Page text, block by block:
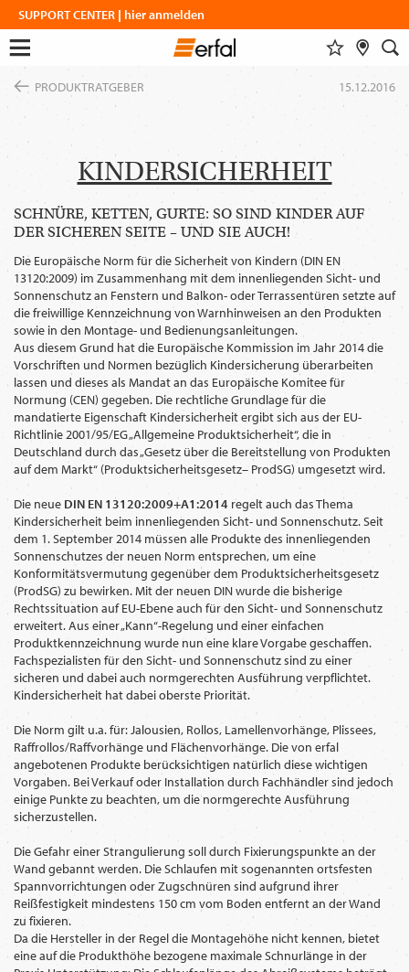
Zum
springen
Menu
öffnen
MERKLISTE
FACHHÄNDLERSUCHE
GoogleMaps
Einmalig erlauben
SUCHE
DESIGN & INSPIRATION
DESIGNFINDER
WOHNINSPIRATIONEN
SCHATTENFINDER
FARBGRUPPENFINDER
PRODUKTE
SICHT- & SONNENSCHUTZ
INSEKTENSCHUTZ
VORHANGSTANGEN & -SCHIENEN
SMART HOME
COFLEX FARBPROGRAMM
UNTERNEHMEN
MESSEN
SERVICE
ÜBER ERFAL
KARRIERE
ERFAL APPS
VERBÄNDE & KOOPERATIONSPARTNER
ANFAHRT
KONTAKTDATEN
MAGAZIN
EINBLICKE
BAUEN & WOHNEN
PRODUKTRATGEBER
IDEEN, TIPPS & TRENDS
Karriere
Architektenportal
SPRACHE
WECHSELN
DE
SUPPORT CENTER | hier anmelden
PRODUKTRATGEBER 15.12.2016
KINDERSICHERHEIT
SCHNÜRE, KETTEN, GURTE: SO SIND KINDER AUF
DER SICHEREN SEITE – UND SIE AUCH!
Die Europäische Norm für die Sicherheit von Kindern (DIN EN
13120:2009) im Zusammenhang mit dem innenliegenden Sicht- und
Sonnenschutz an Fenstern und Balkon- oder Terrassentüren setzte auf
die freiwillige Kennzeichnung von Warnhinweisen an den Produkten
sowie in den Montage- und Bedienungsanleitungen.
Aus diesem Grund hat die Europäische Kommission im Jahr 2014 die
Vorschriften und Normen bezüglich Kindersicherung überarbeiten
lassen und dieses als Mandat an das Europäische Komitee für
Normung (CEN) gegeben. Die rechtliche Grundlage für die
mandatierte Eigenschaft Kindersicherheit ergibt sich aus der EU-
Richtlinie 2001/95/EG „Allgemeine Produktsicherheit“, die in
Deutschland durch das „Gesetz über die Bereitstellung von Produkten
auf dem Markt“ (Produktsicherheitsgesetz– ProdSG) umgesetzt wird.
Die neue DIN EN 13120:2009+A1:2014 regelt auch das Thema
Kindersicherheit beim innenliegenden Sicht- und Sonnenschutz. Seit
dem 1. September 2014 müssen alle Produkte des innenliegenden
Sonnenschutzes der neuen Norm entsprechen, um eine
Konformitätsvermutung gegenüber dem Produktsicherheitsgesetz
(ProdSG) zu bewirken. Mit der neuen DIN wurde die bisherige
Rechtssituation auf EU-Ebene auch für den Sicht- und Sonnenschutz
erweitert. Aus einer „Kann“-Regelung und einer einfachen
Produktkennzeichnung wurde nun eine klare Vorgabe geschaffen.
Fachspezialisten für den Sicht- und Sonnenschutz sind zu einer
sicheren und dabei auch normgerechten Ausführung verpflichtet.
Kindersicherheit hat dabei oberste Priorität.
Die Norm gilt u.a. für: Jalousien, Rollos, Lamellenvorhänge, Plissees,
Raffrollos/Raffvorhänge und Flächenvorhänge. Die von erfal
angebotenen Produkte berücksichtigen natürlich diese wichtigen
Vorgaben. Bei Verkauf oder Installation durch Fachhändler sind jedoch
einige Punkte zu beachten, um die normgerechte Ausführung
sicherzustellen.
Die Gefahr einer Strangulierung soll durch Fixierungspunkte an der
Wand gebannt werden. Die Schlaufen mit sogenannten ortsfesten
Spannvorrichtungen oder Zugschnüren sind aufgrund ihrer
Reißfestigkeit mindestens 150 cm vom Boden entfernt an der Wand
zu fixieren.
Da die Hersteller in der Regel die Montagehöhe nicht kennen, bietet
eine auf die Produkthöhe bezogene maximale Schnurlänge in der